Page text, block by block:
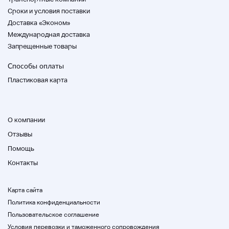
G
Есть поврежденный участок
использованием.
Тарелка .ing сломана, и вокруг рамы есть
след. Черный цвет Также есть мелкие
Cроки и условия поставки
Доставка «Эконом»
Международная доставка
Запрещенные товары
Способы оплаты
Пластиковая карта
О компании
Отзывы
Помощь
Контакты
Карта сайта
Политика конфиденциальности
Пользовательское соглашение
Условия перевозки и таможенного сопровождения